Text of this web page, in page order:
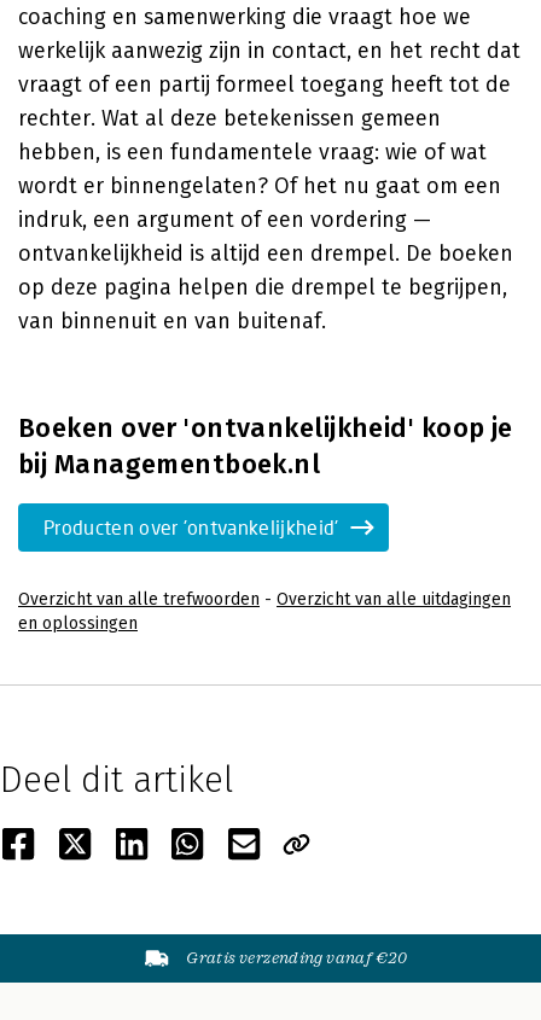
coaching en samenwerking die vraagt hoe we
werkelijk aanwezig zijn in contact, en het recht dat
vraagt of een partij formeel toegang heeft tot de
rechter. Wat al deze betekenissen gemeen
hebben, is een fundamentele vraag: wie of wat
wordt er binnengelaten? Of het nu gaat om een
indruk, een argument of een vordering —
ontvankelijkheid is altijd een drempel. De boeken
op deze pagina helpen die drempel te begrijpen,
van binnenuit en van buitenaf.
Boeken over 'ontvankelijkheid' koop je
bij Managementboek.nl
Producten over 'ontvankelijkheid'
Overzicht van alle trefwoorden - Overzicht van alle uitdagingen
en oplossingen
Deel dit artikel
Gratis verzending vanaf €20